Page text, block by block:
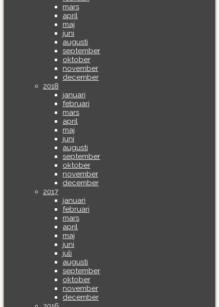
mars
april
maj
juni
augusti
september
oktober
november
december
2018
januari
februari
mars
april
maj
juni
augusti
september
oktober
november
december
2017
januari
februari
mars
april
maj
juni
juli
augusti
september
oktober
november
december